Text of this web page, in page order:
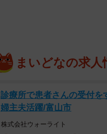
まいどなの求人
診療所で患者さんの受付
婦主夫活躍/富山市
株式会社ウォーライト